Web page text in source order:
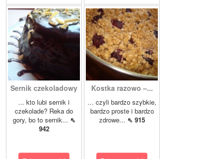
Sernik czekoladowy
... kto lubi sernik i
czekolade? Reka do
gory, bo to sernik... ⇖
942
Kostka razowo –...
… czyli bardzo szybkie,
bardzo proste i bardzo
zdrowe... ⇖ 915